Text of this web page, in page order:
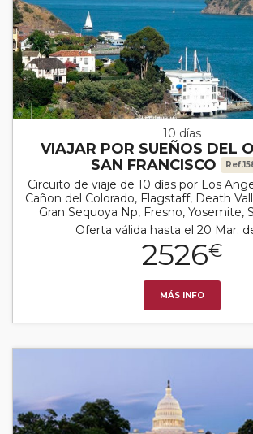
10 días
VIAJAR POR SUEÑOS DEL
SAN FRANCISCO
Circuito de viaje de 10 días por Los
Cañon del Colorado, Flagstaff, Death
Gran Sequoya Np, Fresno, Yosemite,
Oferta válida hasta el 20 Mar.
2526€
MÁS INFO